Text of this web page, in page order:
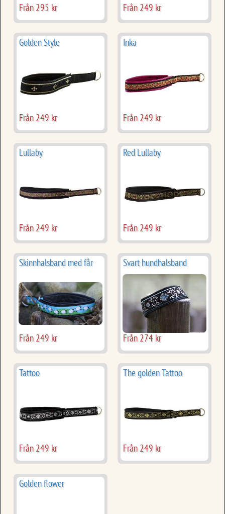
Från 295 kr Från 249 kr
Golden Style
Från 249 kr
Inka
Från 249 kr
Lullaby
Från 249 kr
Red Lullaby
Från 249 kr
Skinnhalsband med får
Från 249 kr
Svart hundhalsband
Från 274 kr
Tattoo
Från 249 kr
The golden Tattoo
Från 249 kr
Golden flower